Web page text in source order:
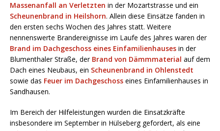
Massenanfall an Verletzten in der Mozartstrasse und ein
Scheunenbrand in Heilshorn. Allein diese Einsätze fanden in
den ersten sechs Wochen des Jahres statt. Weitere
nennenswerte Brandereignisse im Laufe des Jahres waren der
Brand im Dachgeschoss eines Einfamilienhauses in der
Blumenthaler Straße, der Brand von Dämmmaterial auf dem
Dach eines Neubaus, ein Scheunenbrand in Ohlenstedt
sowie das Feuer im Dachgeschoss eines Einfamilienhauses in
Sandhausen.
Im Bereich der Hilfeleistungen wurden die Einsatzkräfte
insbesondere im September in Hülseberg gefordert, als eine